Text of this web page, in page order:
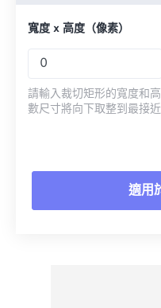
寬度 x 高度（像素）
請輸入裁切矩形的寬度和
數尺寸將向下取整到最接
適用